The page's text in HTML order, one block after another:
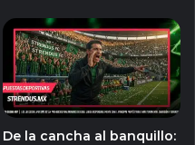
De la cancha al banquillo: